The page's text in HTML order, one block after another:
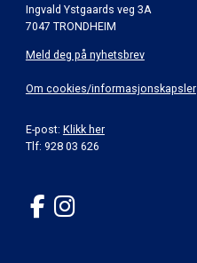
Ingvald Ystgaards veg 3A
7047 TRONDHEIM
Meld deg på nyhetsbrev
Om cookies/informasjonskapsler
E-post: Klikk her
Tlf: 928 03 626